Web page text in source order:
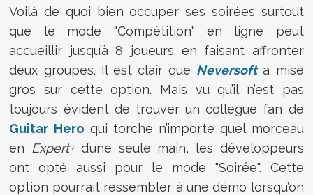
Voilà de quoi bien occuper ses soirées surtout
que le mode "Compétition" en ligne peut
accueillir jusqu’à 8 joueurs en faisant affronter
deux groupes. Il est clair que Neversofta misé
gros sur cette option. Mais vu qu’il n’est pas
toujours évident de trouver un collègue fan de
Guitar Hero qui torche n’importe quel morceau
en Expert+d’une seule main, les développeurs
ont opté aussi pour le mode "Soirée". Cette
option pourrait ressembler à une démo lorsqu’on